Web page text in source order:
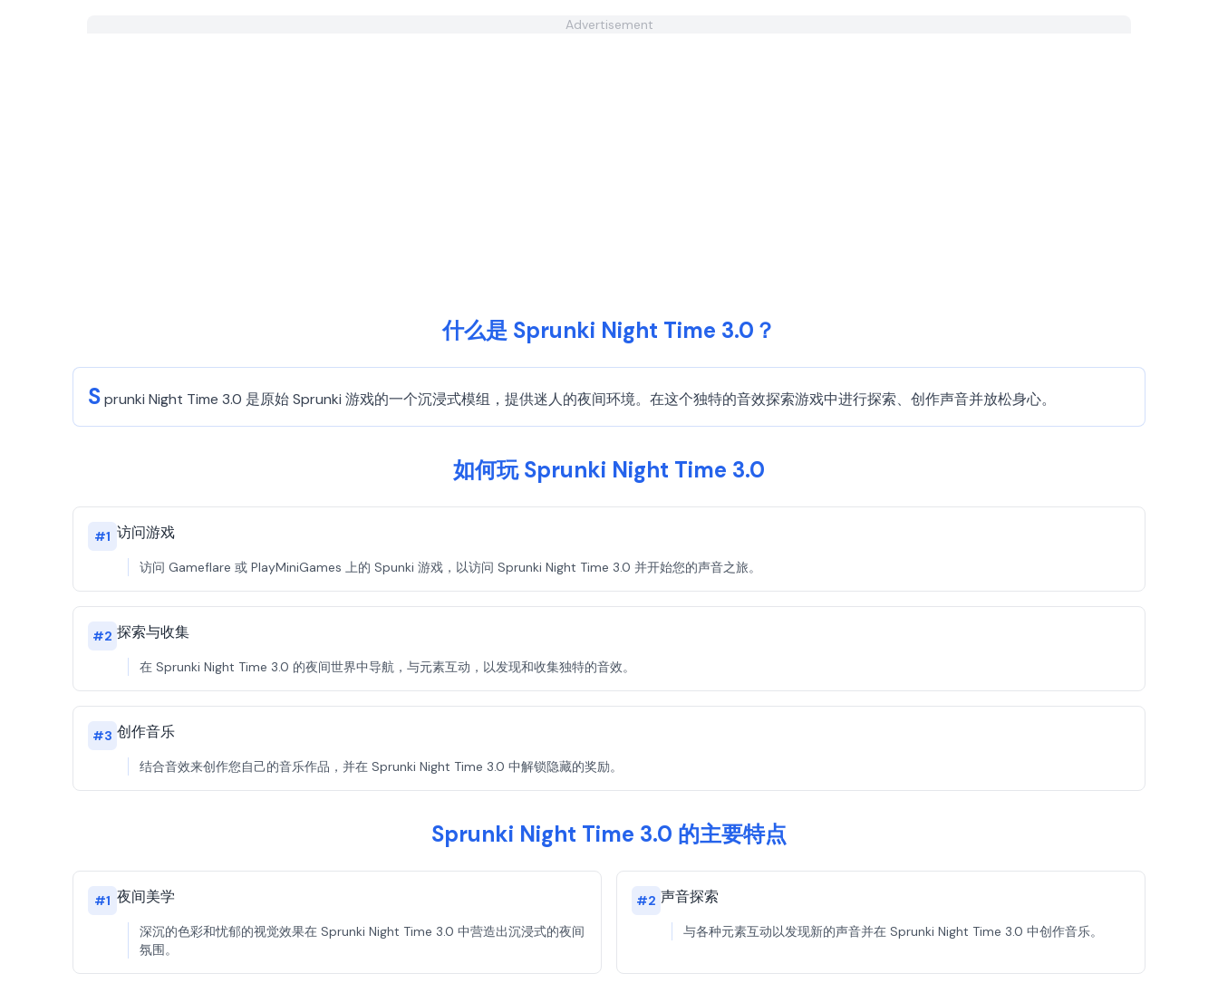
Advertisement
什么是 Sprunki Night Time 3.0？
Sprunki Night Time 3.0 是原始 Sprunki 游戏的一个沉浸式模组，提供迷人的夜间环境。在这个独特的音效探索游戏中进行探索、创作声音并放松身心。
如何玩 Sprunki Night Time 3.0
#1 访问游戏
访问 Gameflare 或 PlayMiniGames 上的 Spunki 游戏，以访问 Sprunki Night Time 3.0 并开始您的声音之旅。
#2 探索与收集
在 Sprunki Night Time 3.0 的夜间世界中导航，与元素互动，以发现和收集独特的音效。
#3 创作音乐
结合音效来创作您自己的音乐作品，并在 Sprunki Night Time 3.0 中解锁隐藏的奖励。
Sprunki Night Time 3.0 的主要特点
#1 夜间美学
深沉的色彩和忧郁的视觉效果在 Sprunki Night Time 3.0 中营造出沉浸式的夜间
氛围。
#2 声音探索
与各种元素互动以发现新的声音并在 Sprunki Night Time 3.0 中创作音乐。